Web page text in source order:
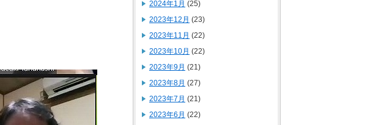
2024年1月 (25)
2023年12月 (23)
2023年11月 (22)
2023年10月 (22)
2023年9月 (21)
2023年8月 (27)
2023年7月 (21)
2023年6月 (22)